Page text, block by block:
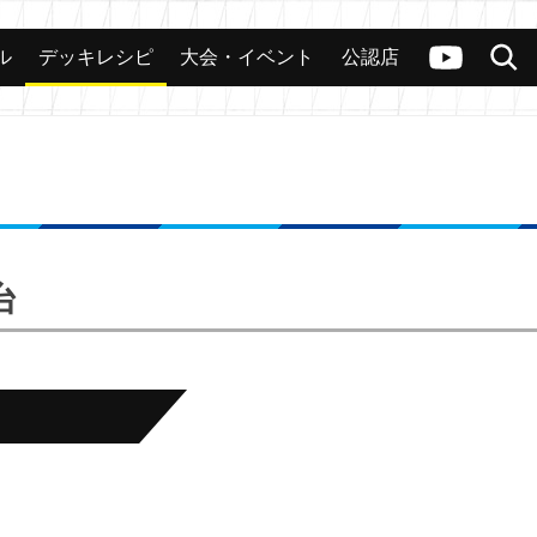
ヴァンガードch
検索
カード 大会 公認店舗 その他
デッキレシピ 大会・イベント 公認店